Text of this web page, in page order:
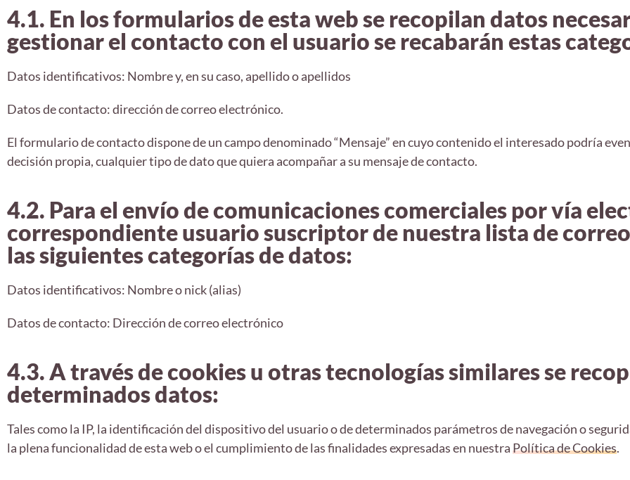
4.1. En los formularios de esta web se recopilan datos
gestionar el contacto con el usuario se recabarán estas
Datos identificativos: Nombre y, en su caso, apellido o apellidos
Datos de contacto: dirección de correo electrónico.
El formulario de contacto dispone de un campo denominado “Mensaje” en cuyo contenido el interesado podría
decisión propia, cualquier tipo de dato que quiera acompañar a su mensaje de contacto.
4.2. Para el envío de comunicaciones comerciales por vía
correspondiente usuario suscriptor de nuestra lista de
las siguientes categorías de datos:
Datos identificativos: Nombre o nick (alias)
Datos de contacto: Dirección de correo electrónico
4.3. A través de cookies u otras tecnologías similares se
determinados datos:
Tales como la IP, la identificación del dispositivo del usuario o de determinados parámetros de navegación o
la plena funcionalidad de esta web o el cumplimiento de las finalidades expresadas en nuestraPolítica de Cookies.